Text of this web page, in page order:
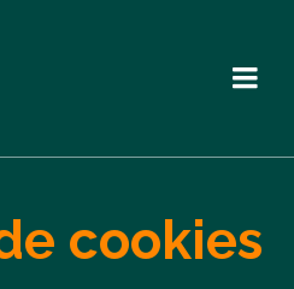
cookies